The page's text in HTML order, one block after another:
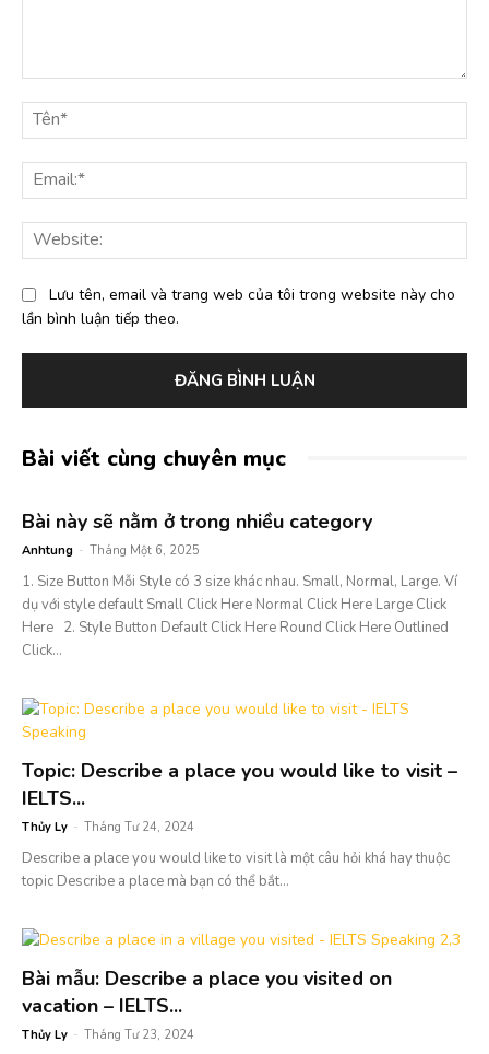
luận:
Lưu tên, email và trang web của tôi trong website này cho
lần bình luận tiếp theo.
Bài viết cùng chuyên mục
Bài này sẽ nằm ở trong nhiều category
Anhtung - Tháng Một 6, 2025
1. Size Button Mỗi Style có 3 size khác nhau. Small, Normal, Large. Ví
dụ với style default Small Click Here Normal Click Here Large Click
Here 2. Style Button Default Click Here Round Click Here Outlined
Click...
Topic: Describe a place you would like to visit –
IELTS...
Thủy Ly - Tháng Tư 24, 2024
Describe a place you would like to visit là một câu hỏi khá hay thuộc
topic Describe a place mà bạn có thể bắt...
Bài mẫu: Describe a place you visited on
vacation – IELTS...
Thủy Ly - Tháng Tư 23, 2024